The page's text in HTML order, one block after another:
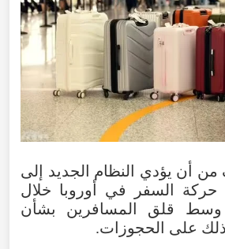
من أن يؤدي النظام الجديد
إلى
حركة السفر في أوروبا خلال
وسط قلق المسافرين
بشأن
ذلك على الحجوزات.